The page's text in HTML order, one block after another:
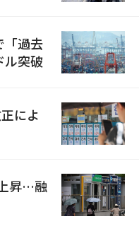
「過去
突破
によ
昇…融